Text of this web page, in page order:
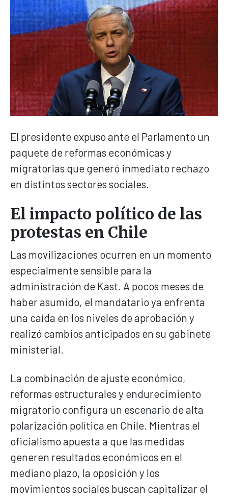
El presidente expuso ante el Parlamento un
paquete de reformas económicas y
migratorias que generó inmediato rechazo
en distintos sectores sociales.
El impacto político de las
protestas en Chile
Las movilizaciones ocurren en un momento
especialmente sensible para la
administración de Kast. A pocos meses de
haber asumido, el mandatario ya enfrenta
una caída en los niveles de aprobación y
realizó cambios anticipados en su gabinete
ministerial.
La combinación de ajuste económico,
reformas estructurales y endurecimiento
migratorio configura un escenario de alta
polarización política en Chile. Mientras el
oficialismo apuesta a que las medidas
generen resultados económicos en el
mediano plazo, la oposición y los
movimientos sociales buscan capitalizar el